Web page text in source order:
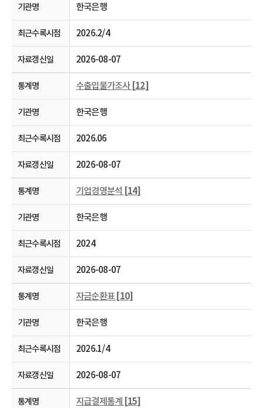
한국은행
2026.2/4
2026-08-07
수출입물가조사 [12]
한국은행
2026.06
2026-08-07
기업경영분석 [14]
한국은행
2024
2026-08-07
자금순환표 [10]
한국은행
2026.1/4
2026-08-07
지급결제통계 [15]